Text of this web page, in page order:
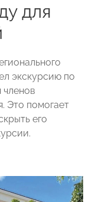
для
экскурсию по
членов
Это помогает
его